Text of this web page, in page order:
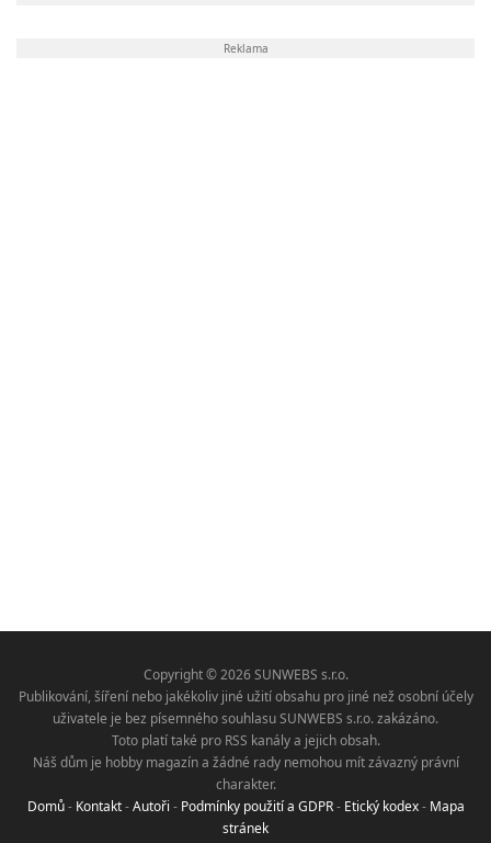
Reklama
Copyright © 2026 SUNWEBS s.r.o.
Publikování, šíření nebo jakékoliv jiné užití obsahu pro jiné než osobní účely
uživatele je bez písemného souhlasu SUNWEBS s.r.o. zakázáno.
Toto platí také pro RSS kanály a jejich obsah.
Náš dům je hobby magazín a žádné rady nemohou mít závazný právní
charakter.
Domů- Kontakt-Autoři - Podmínky použití a GDPR- Etický kodex- Mapa
stránek